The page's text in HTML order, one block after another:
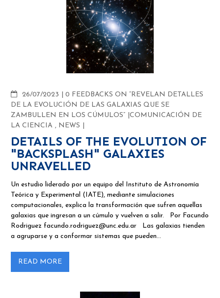
26/07/2023 COMMENTS
0 FEEDBACKS ON “REVELAN DETALLES
DE LA EVOLUCIÓN DE LAS GALAXIAS QUE SE
ZAMBULLEN EN LOS CÚMULOS”
COMUNICACIÓN DE
LA CIENCIA , NEWS
DETAILS OF THE EVOLUTION OF
"BACKSPLASH" GALAXIES
UNRAVELLED
Un estudio liderado por un equipo del Instituto de Astronomía
Teórica y Experimental (IATE), mediante simulaciones
computacionales, explica la transformación que sufren aquellas
galaxias que ingresan a un cúmulo y vuelven a salir. Por Facundo
Rodriguez facundo.rodriguez@unc.edu.ar Las galaxias tienden
a agruparse y a conformar sistemas que pueden…
READ MORE